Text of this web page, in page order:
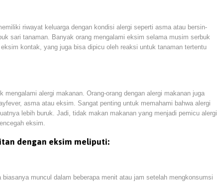
riwayat keluarga dengan kondisi alergi seperti asma atau bersin-
sari tanaman. Banyak orang mengalami eksim selama musim serbuk
kontak, yang juga bisa dipicu oleh reaksi untuk tanaman tertentu
mengalami alergi makanan. Orang-orang dengan alergi makanan juga
asma atau eksim. Sangat penting untuk memahami bahwa alergi
lebih buruk. Jadi, tidak makan makanan yang menjadi pemicu alergi
eksim.
dengan eksim meliputi:
muncul dalam beberapa menit atau jam setelah mengkonsumsi